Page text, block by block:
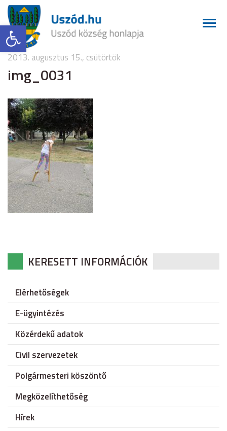
Eszköztár megnyitása
2013. augusztus 15., csütörtök
img_0031
KERESETT INFORMÁCIÓK
Elérhetőségek
E-ügyintézés
Közérdekű adatok
Civil szervezetek
Polgármesteri köszöntő
Megközelíthetőség
Hírek